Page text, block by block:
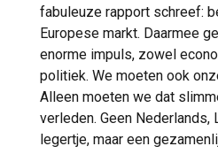
fabuleuze rapport schreef:
Europese markt. Daarmee
enorme impuls, zowel
politiek. We moeten ook
Alleen moeten we dat
verleden. Geen
legertje, maar een